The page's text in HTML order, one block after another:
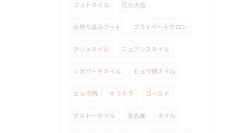
フットネイル 花火大会
お持ち込みアート プライベートサロン
アシメネイル ニュアンスネイル
レオパードネイル ヒョウ柄ネイル
ヒョウ柄 キラキラ ゴールド
ボルドーネイル 名古屋 ネイル